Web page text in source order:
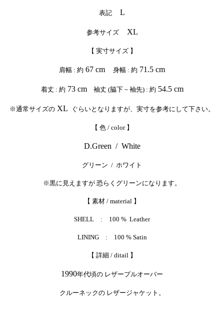
表記 L
参考サイズXL
【 実寸サイズ 】
肩幅 : 約 67 cm 身幅 : 約 71.5 cm
着丈 : 約 73 cm袖丈 (脇下 ~ 袖先) : 約 54.5 cm
※通常サイズの XL ぐらいとなりますが、実寸を参考にして下さい。
【 色 / color 】
D.Green / White
グリーン / ホワイト
※黒に見えますが 恐らくグリーンになります。
【 素材 / material 】
SHELL : 100 % Leather
LINING : 100 % Satin
【 詳細 / ditail 】
1990年代頃の レザープルオーバー
クルーネックの レザージャケット。